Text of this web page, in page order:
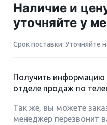
Наличие и
уточняйте у
Срок поставки: Уточняйте
Получить информацию
отделе продаж по
Так же, вы можете
менеджер перезвонит